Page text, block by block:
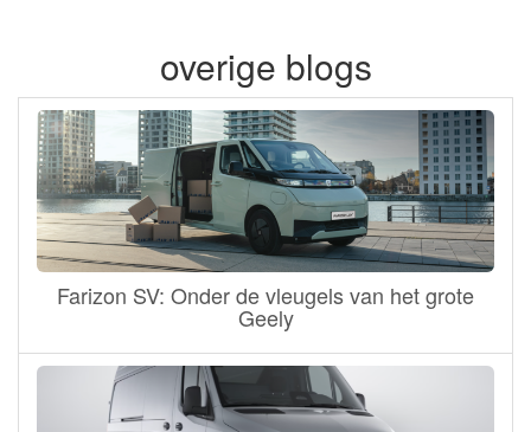
overige blogs
Farizon SV: Onder de vleugels van het grote
Geely